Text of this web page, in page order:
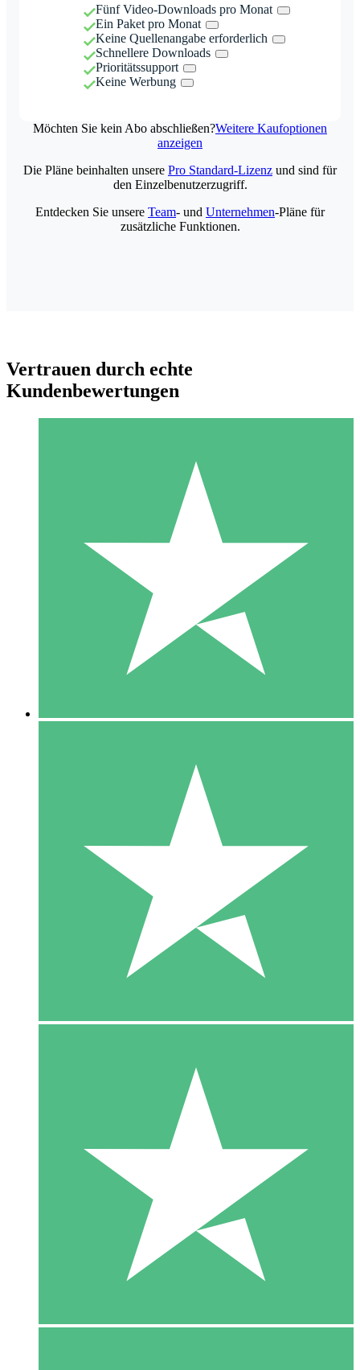
Fünf Video-Downloads pro Monat
Ein Paket pro Monat
Keine Quellenangabe erforderlich
Schnellere Downloads
Prioritätssupport
Keine Werbung
Möchten Sie kein Abo abschließen?Weitere Kaufoptionen
anzeigen
Individuelle Credit-Pakete
Zahlen Sie nach Bedarf mit Download-Credits. Keine
monatliche Verpflichtung erforderlich.
10 00
10 Downloads
20 00
Die Pläne beinhalten unsere Pro Standard-Lizenz und sind für
den Einzelbenutzerzugriff.
Entdecken Sie unsere Team- und Unternehmen-Pläne für
zusätzliche Funktionen.
Vertrauen durch echte
Kundenbewertungen